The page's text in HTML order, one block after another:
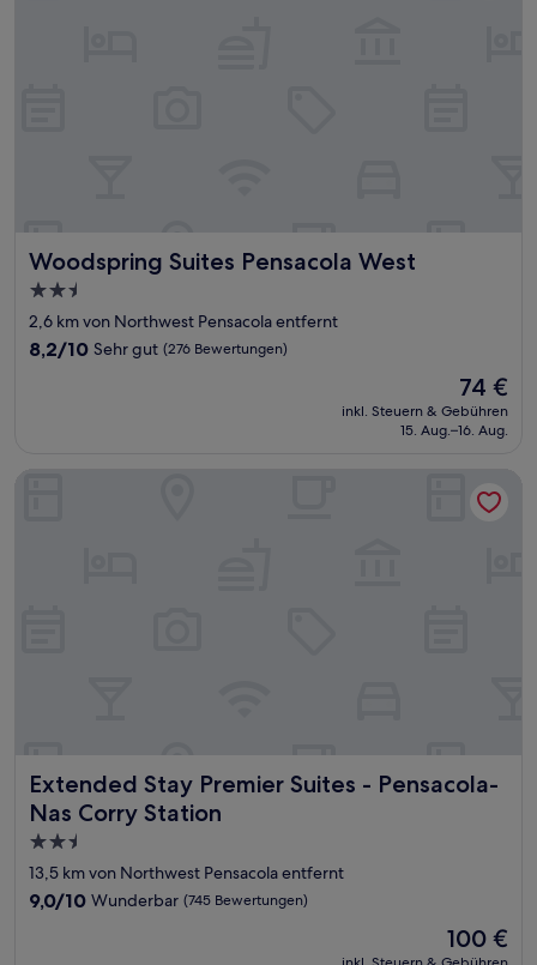
Woodspring Suites Pensacola West
Woodspring Suites Pensacola West
2.5-
Sterne-
Unterkunft
2,6 km von Northwest Pensacola entfernt
8.2
Bewertungen)
8,2/10 Sehr gut (276 Bewertungen)
Der
Preis
beträgt
74 €
inkl. Steuern & Gebühren
15. Aug.–16. Aug.
Extended Stay Premier Suites - Pensacola-
Nas Corry Station
Extended Stay Premier Suites - Pensacola- Nas Corry
2.5-
Sterne-
Unterkunft
13,5 km von Northwest Pensacola entfernt
9.0
9,0/10 Wunderbar (745 Bewertungen)
Der
Preis
100 €